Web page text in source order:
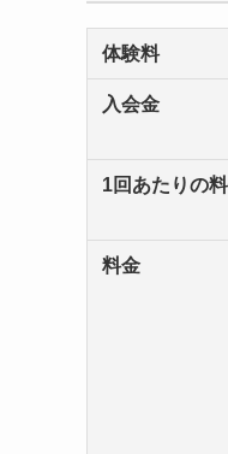
体験料
入会金
1回あたりの
料金